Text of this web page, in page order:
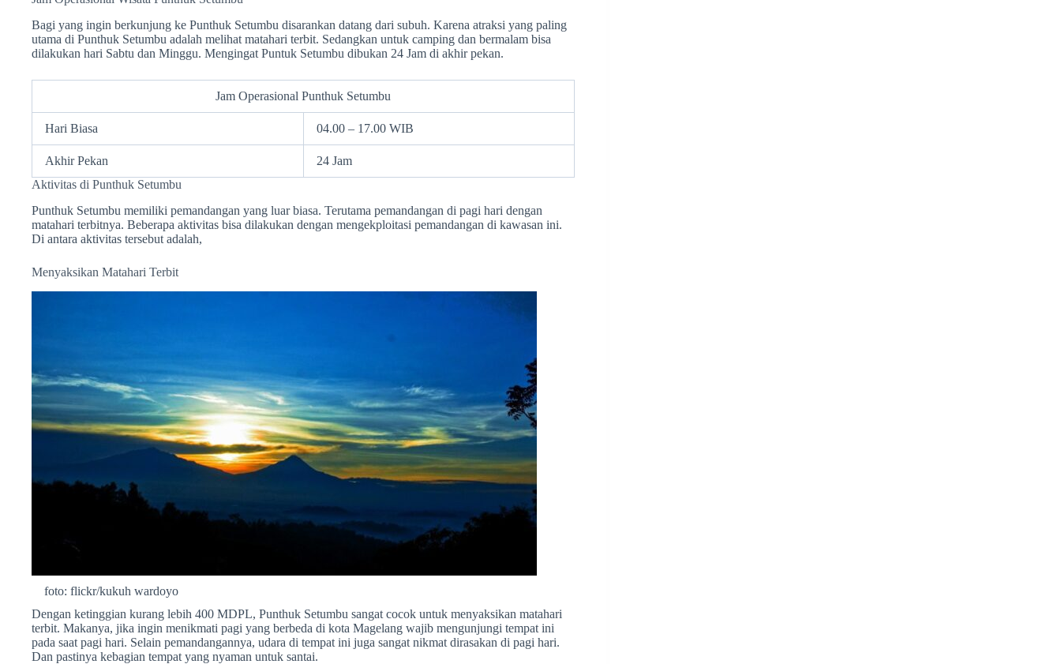
Bagi yang ingin berkunjung ke Punthuk Setumbu disarankan datang dari subuh. Karena atraksi yang paling
utama di Punthuk Setumbu adalah melihat matahari terbit. Sedangkan untuk camping dan bermalam bisa
dilakukan hari Sabtu dan Minggu. Mengingat Puntuk Setumbu dibukan 24 Jam di akhir pekan.
Jam Operasional Punthuk Setumbu
Hari Biasa 04.00 – 17.00 WIB
Akhir Pekan
24 Jam
Aktivitas di Punthuk Setumbu
Punthuk Setumbu memiliki pemandangan yang luar biasa. Terutama pemandangan di pagi hari dengan
matahari terbitnya. Beberapa aktivitas bisa dilakukan dengan mengekploitasi pemandangan di kawasan ini.
Di antara aktivitas tersebut adalah,
Menyaksikan Matahari Terbit
foto: flickr/kukuh wardoyo
Dengan ketinggian kurang lebih 400 MDPL, Punthuk Setumbu sangat cocok untuk menyaksikan matahari
terbit. Makanya, jika ingin menikmati pagi yang berbeda di kota Magelang wajib mengunjungi tempat ini
pada saat pagi hari. Selain pemandangannya, udara di tempat ini juga sangat nikmat dirasakan di pagi hari.
Dan pastinya kebagian tempat yang nyaman untuk santai.